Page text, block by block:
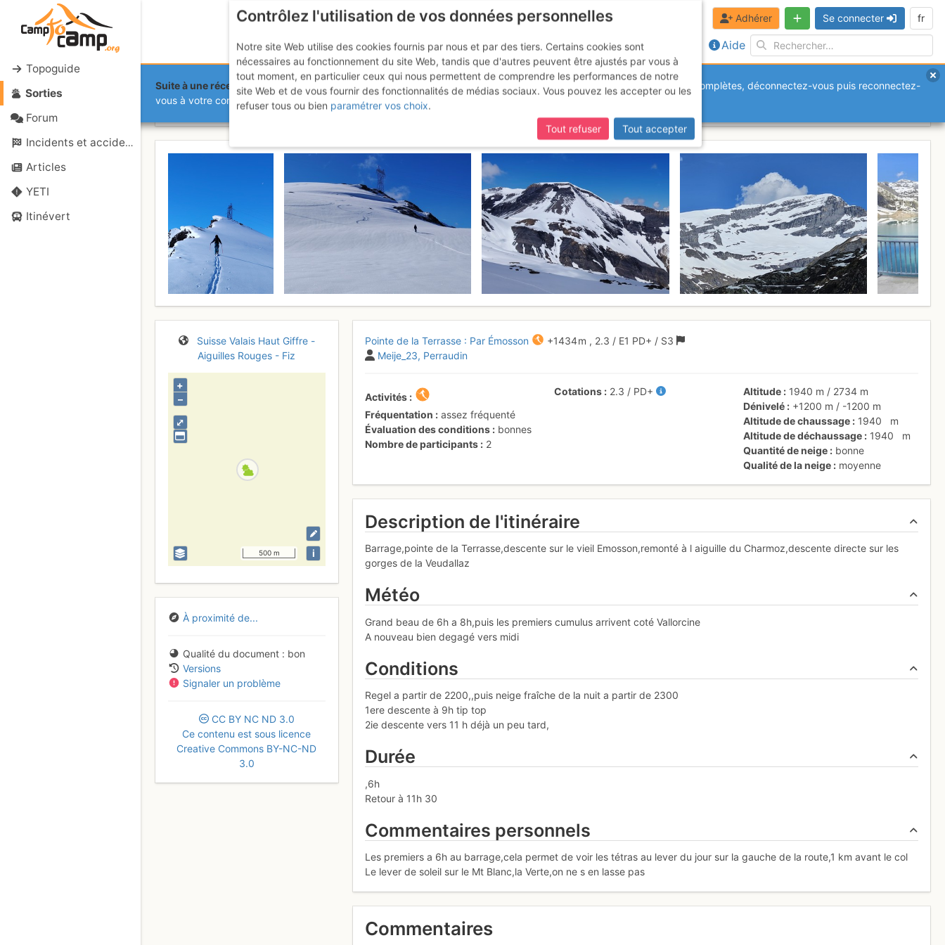
Topoguide
Sorties
Forum
Incidents et accidents
Articles
YETI
Itinévert
Aide
Adhérer Se connecter fr
Suite à une récente et importante mise à jour du site,si certaines pages ne sont plus accessibles, manquantes ou incomplètes, déconnectez-vous puis reconnectez-
vous à votre compte sur le site.
Pointe de la Terrasse : Aiguille du Charmoz
Suisse Valais Haut Giffre -
Aiguilles Rouges - Fiz
⤢
+
–
500 m i
À proximité de...
Qualité du document
bon
Versions
Signaler un problème
CC BY NC ND 3.0
Ce contenu est sous licence
Creative Commons BY-NC-ND
3.0
Pointe de la Terrasse : Par Émosson +1434 m , 2.3 / E1 PD+ / S3
Meije_23 Perraudin
Activités
Fréquentation
assez fréquenté
Évaluation des conditions
bonnes
Nombre de participants
2
Cotations 2.3 / PD+ Altitude 1940 m / 2734 m
Dénivelé
+1200 m / -1200 m
Altitude de chaussage
1940
m
Altitude de déchaussage
1940
m
Quantité de neige
bonne
Qualité de la neige
moyenne
Description de l'itinéraire
Barrage,pointe de la Terrasse,descente sur le vieil Emosson,remonté à l aiguille du Charmoz,descente directe sur les
gorges de la Veudallaz
Météo
Grand beau de 6h a 8h,puis les premiers cumulus arrivent coté Vallorcine
A nouveau bien degagé vers midi
Conditions
Regel a partir de 2200,,puis neige fraîche de la nuit a partir de 2300
1ere descente à 9h tip top
2ie descente vers 11 h déjà un peu tard,
Durée
,6h
Retour à 11h 30
Commentaires personnels
Les premiers a 6h au barrage,cela permet de voir les tétras au lever du jour sur la gauche de la route,1 km avant le col
Le lever de soleil sur le Mt Blanc,la Verte,on ne s en lasse pas
Commentaires
Contrôlez l'utilisation de vos données personnelles
Notre site Web utilise des cookies fournis par nous et par des tiers. Certains cookies sont
nécessaires au fonctionnement du site Web, tandis que d'autres peuvent être ajustés par vous à
tout moment, en particulier ceux qui nous permettent de comprendre les performances de notre
site Web et de vous fournir des fonctionnalités de médias sociaux. Vous pouvez les accepter ou les
refuser tous ou bien paramétrer vos choix.
Tout refuser
Tout accepter